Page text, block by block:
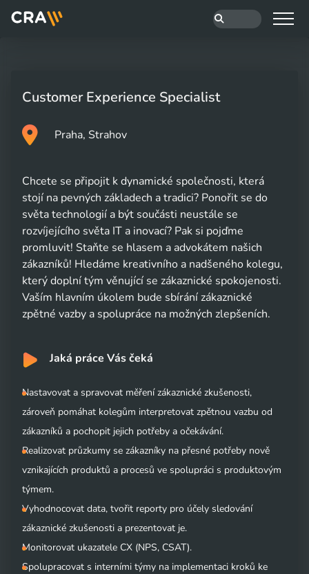
Customer Experience Specialist
Praha, Strahov
Chcete se připojit k dynamické společnosti, která
stojí na pevných základech a tradici? Ponořit se do
světa technologií a být součásti neustále se
rozvíjejícího světa IT a inovací? Pak si pojďme
promluvit! Staňte se hlasem a advokátem našich
zákazníků! Hledáme kreativního a nadšeného kolegu,
který doplní tým věnující se zákaznické spokojenosti.
Vaším hlavním úkolem bude sbírání zákaznické
zpětné vazby a spolupráce na možných zlepšeních.
Jaká práce Vás čeká
Nastavovat a spravovat měření zákaznické zkušenosti,
zároveň pomáhat kolegům interpretovat zpětnou vazbu od
zákazníků a pochopit jejich potřeby a očekávání.
Realizovat průzkumy se zákazníky na přesné potřeby nově
vznikajících produktů a procesů ve spolupráci s produktovým
týmem.
Vyhodnocovat data, tvořit reporty pro účely sledování
zákaznické zkušenosti a prezentovat je.
Monitorovat ukazatele CX (NPS, CSAT).
Spolupracovat s interními týmy na implementaci kroků ke